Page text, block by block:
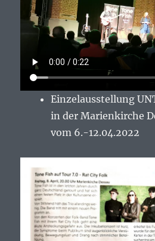
Einzelausstellung
in der Marienkirche
vom 6.-12.04.2022